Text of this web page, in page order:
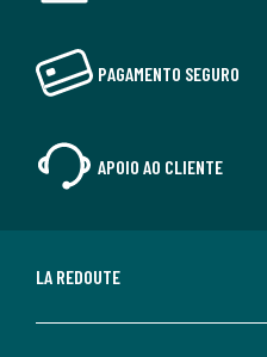
PAGAMENTO SEGURO
APOIO AO CLIENTE
LA REDOUTE